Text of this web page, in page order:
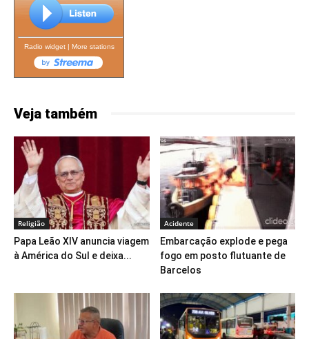
Radio widget| More stations
Veja também
Religião
Papa Leão XIV anuncia viagem
à América do Sul e deixa...
Acidente
Embarcação explode e pega
fogo em posto flutuante de
Barcelos